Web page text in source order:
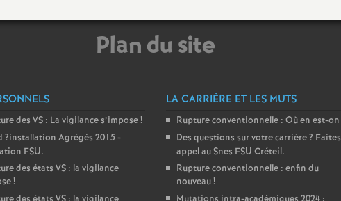
Plan du site
des VS: La vigilance s’impose!
?installation Agrégés 2015 -
FSU.
des états VS: la vigilance
!
LA CARRIÈRE ET LES MUTS
Rupture conventionnelle : Où en est-on
Des questions sur votre carrière? Faites
appel au Snes FSU Créteil.
Rupture conventionnelle : enfin du
nouveau!